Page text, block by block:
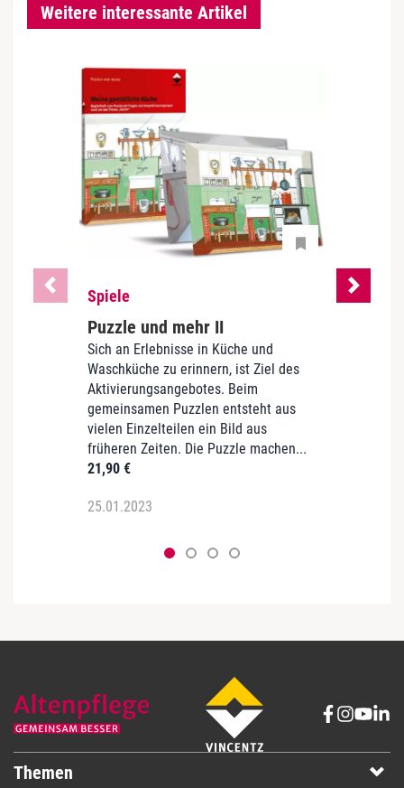
Weitere interessante Artikel
Spiele
Puzzle und mehr II
Sich an Erlebnisse in Küche und
Waschküche zu erinnern, ist Ziel des
Aktivierungsangebotes. Beim
gemeinsamen Puzzlen entsteht aus
vielen Einzelteilen ein Bild aus
früheren Zeiten. Die Puzzle machen...
21,90 €
25.01.2023
Themen